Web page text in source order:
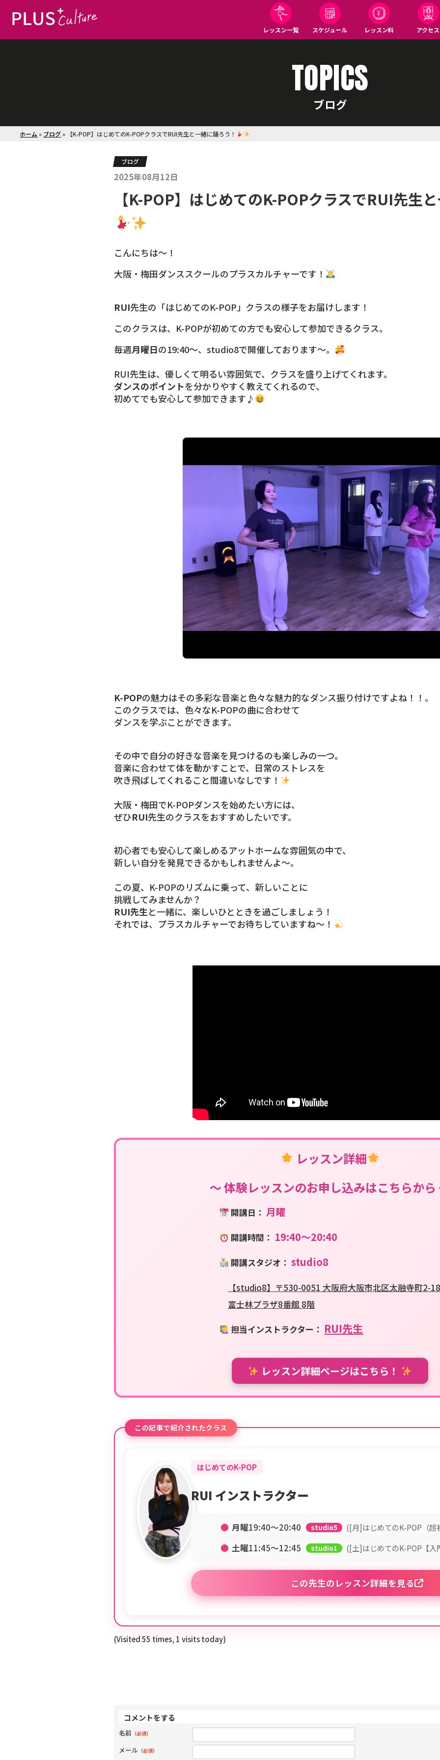
レッスン一覧 スケジュール レッスン料 アクセス
TOPICS
ブログ
ホーム » ブログ» 【K-POP】はじめてのK-POPクラスでRUI先生と一緒に踊ろう！
ブログ
2025年08月12日
【K-POP】はじめてのK-POPクラスでRUI先生
こんにちは〜！
大阪・梅田ダンススクールのプラスカルチャーです！
RUI先生の「はじめてのK-POP」クラスの様子をお届けします！
このクラスは、K-POPが初めての方でも安心して参加できるクラス。
毎週月曜日の19:40〜、studio8で開催しております〜。
RUI先生は、優しくて明るい雰囲気で、クラスを盛り上げてくれます。
ダンスのポイントを分かりやすく教えてくれるので、
初めてでも安心して参加できます♪
K-POPの魅力はその多彩な音楽と色々な魅力的なダンス振り付けですよね！！。
このクラスでは、色々なK-POPの曲に合わせて
ダンスを学ぶことができます。
その中で自分の好きな音楽を見つけるのも楽しみの一つ。
音楽に合わせて体を動かすことで、日常のストレスを
吹き飛ばしてくれること間違いなしです！
大阪・梅田でK-POPダンスを始めたい方には、
ぜひRUI先生のクラスをおすすめしたいです。
初心者でも安心して楽しめるアットホームな雰囲気の中で、
新しい自分を発見できるかもしれませんよ〜。
この夏、K-POPのリズムに乗って、新しいことに
挑戦してみませんか？
RUI先生と一緒に、楽しいひとときを過ごしましょう！
それでは、プラスカルチャーでお待ちしていますね〜！
レッスン詳細
〜 体験レッスンのお申し込みはこちらから
開講日： 月曜
開講時間： 19:40〜20:40
開講スタジオ： studio8
【studio8】〒530-0051 大阪府大阪市北区太融寺町2-18
富士林プラザ8番館 8階
担当インストラクター： RUI先生
レッスン詳細ページはこちら！
この記事で紹介されたクラス
はじめてのK-POP
RUI インストラクター
● 月曜19:40〜20:40 studio5 ([月]はじめてのK-POP（超
● 土曜11:45〜12:45 studio1 ([土]はじめてのK-POP【入
この先生のレッスン詳細を見る
(Visited 55 times, 1 visits today)
コメントをする
名前 （必須）
メール （必須）